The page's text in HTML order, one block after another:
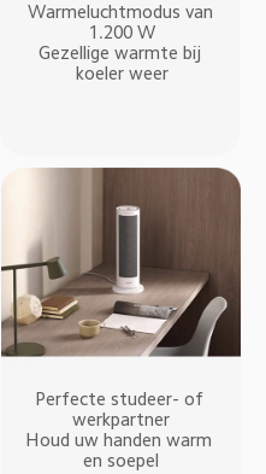
Warmeluchtmodus van
1.200 W
Gezellige warmte bij
koeler weer
Perfecte studeer- of
werkpartner
Houd uw handen warm
en soepel